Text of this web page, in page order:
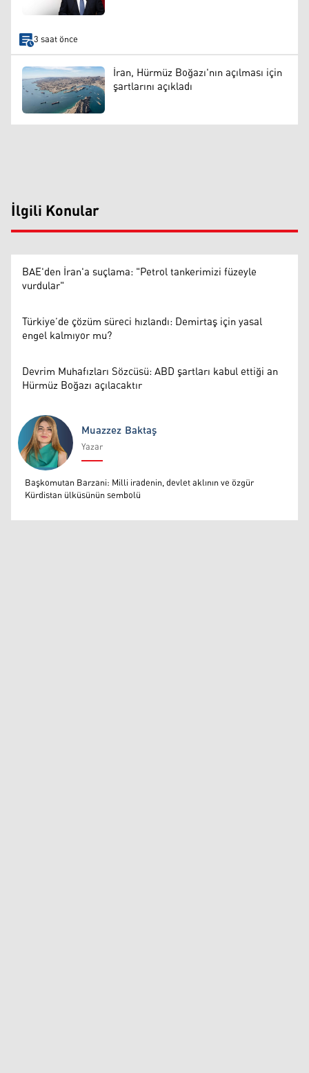
3 saat önce
İran, Hürmüz Boğazı'nın açılması için
şartlarını açıkladı
İlgili Konular
BAE'den İran'a suçlama: "Petrol tankerimizi füzeyle
vurdular"
Türkiye’de çözüm süreci hızlandı: Demirtaş için yasal
engel kalmıyor mu?
Devrim Muhafızları Sözcüsü: ABD şartları kabul ettiği an
Hürmüz Boğazı açılacaktır
Muazzez Baktaş
Muazzez Baktaş
Yazar
Başkomutan Barzani: Milli iradenin, devlet aklının ve özgür
Kürdistan ülküsünün sembolü